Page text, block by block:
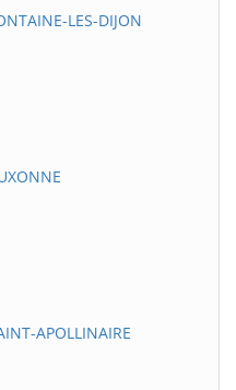
LES-DIJON
APOLLINAIRE